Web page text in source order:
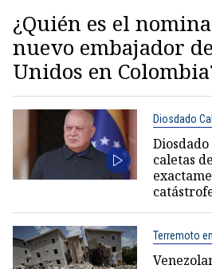
¿Quién es el
nuevo embajador
Unidos en
Diosdado
caletas
Terremoto